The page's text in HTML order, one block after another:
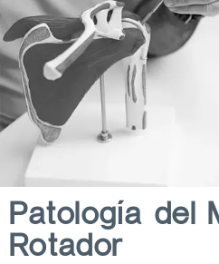
Patología del
Rotador